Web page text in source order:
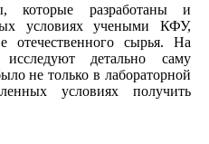
которые разработаны и
условиях учеными КФУ,
отечественного сырья. На
детально саму
не только в лабораторной
условиях получить